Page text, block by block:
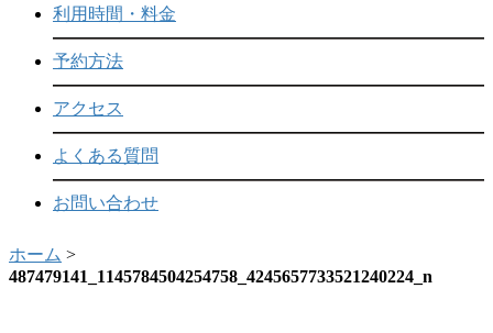
利用時間・料金
予約方法
アクセス
よくある質問
お問い合わせ
ホーム >
487479141_1145784504254758_4245657733521240224_n